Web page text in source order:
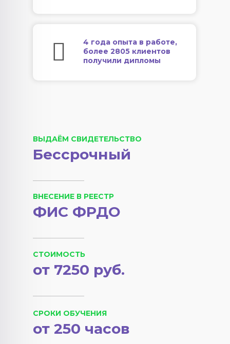
4 года опыта в работе,
более 2805 клиентов
получили дипломы
ВЫДАЁМ СВИДЕТЕЛЬСТВО
Бессрочный
ВНЕСЕНИЕ В РЕЕСТР
ФИС ФРДО
СРОКИ ОБУЧЕНИЯ
СТОИМОСТЬ
от 250 часов
от 7250 руб.